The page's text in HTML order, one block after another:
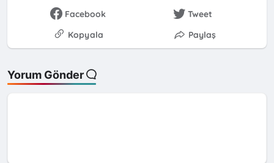
Facebook
Tweet
Kopyala
Paylaş
Yorum Gönder